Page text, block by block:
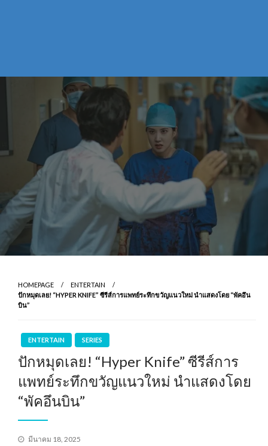
HOMEPAGE
ENTERTAIN
ปักหมุดเลย! “HYPER KNIFE” ซีรีส์การแพทย์ระทึกขวัญแนวใหม่ นำแสดงโดย “พัคอึน
บิน”
ENTERTAIN SERIES
ปักหมุดเลย! “Hyper Knife” ซีรีส์การ
แพทย์ระทึกขวัญแนวใหม่ นำแสดงโดย
“พัคอึนบิน”
Posted
มีนาคม 18, 2025